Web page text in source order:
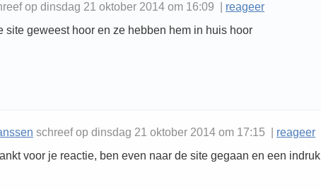
op dinsdag 21 oktober 2014 om 16:09 | reageer
site geweest hoor en ze hebben hem in huis hoor
schreef op dinsdag 21 oktober 2014 om 17:15 | reageer
voor je reactie, ben even naar de site gegaan en een indruk